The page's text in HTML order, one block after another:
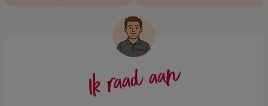
Ik raad aan